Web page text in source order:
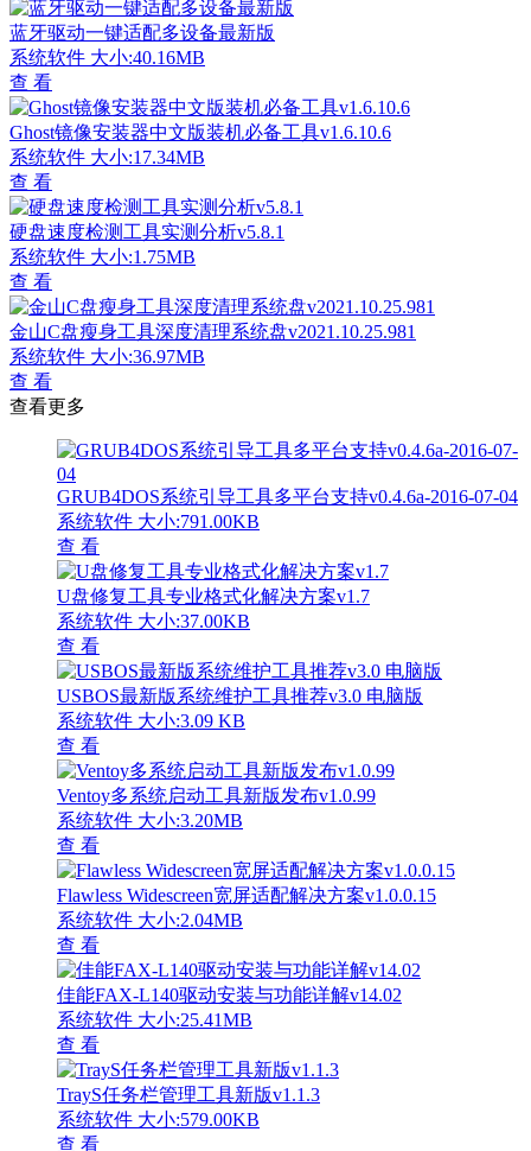
蓝牙驱动一键适配多设备最新版
系统软件 大小:40.16MB
查 看
Ghost镜像安装器中文版装机必备工具v1.6.10.6
系统软件 大小:17.34MB
查 看
硬盘速度检测工具实测分析v5.8.1
系统软件 大小:1.75MB
查 看
金山C盘瘦身工具深度清理系统盘v2021.10.25.981
系统软件 大小:36.97MB
查 看
查看更多
GRUB4DOS系统引导工具多平台支持v0.4.6a-2016-07-04
系统软件 大小:791.00KB
查 看
U盘修复工具专业格式化解决方案v1.7
系统软件 大小:37.00KB
查 看
USBOS最新版系统维护工具推荐v3.0 电脑版
系统软件 大小:3.09 KB
查 看
Ventoy多系统启动工具新版发布v1.0.99
系统软件 大小:3.20MB
查 看
Flawless Widescreen宽屏适配解决方案v1.0.0.15
系统软件 大小:2.04MB
查 看
佳能FAX-L140驱动安装与功能详解v14.02
系统软件 大小:25.41MB
查 看
TrayS任务栏管理工具新版v1.1.3
系统软件 大小:579.00KB
查 看